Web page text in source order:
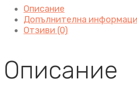
Описание
Допълнителна
Отзиви (0)
Описание